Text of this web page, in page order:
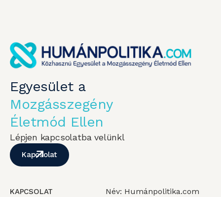
Egyesület a
Mozgásszegény
Életmód Ellen
Lépjen kapcsolatba velünkl
Kapcsolat
KAPCSOLAT
Név: Humánpolitika.com